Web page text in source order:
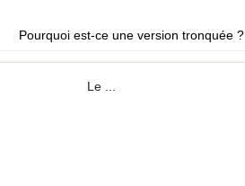
Pourquoi est-ce une version tronquée ?
...